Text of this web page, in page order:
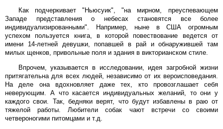
Как подчеркивает "Ньюсуик", "на мирном, преуспевающем
Западе представления о небесах становятся все более
индивидуализированными". Например, ныне в США огромным
успехом пользуется книга, в которой повествование ведется от
имени 14-летней девушки, попавшей в рай и обнаружившей там
милых щенков, привольные поля и здания в викторианском стиле.
Впрочем, указывается в исследовании, идея загробной жизни
притягательна для всех людей, независимо от их вероисповедания.
На деле она вдохновляет даже тех, кто провозглашает себя
неверующим. А что касается индивидуальных желаний, то они у
каждого свои. Так, бедняки верят, что будут избавлены в раю от
тяжелой работы. Любители собак чают встречи со своими
четвероногими питомцами и т.д.